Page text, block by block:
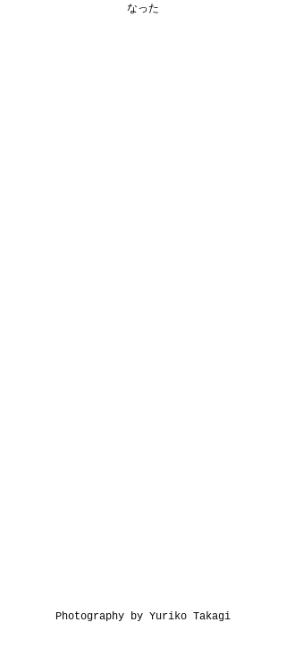
なった
Photography by Yuriko Takagi